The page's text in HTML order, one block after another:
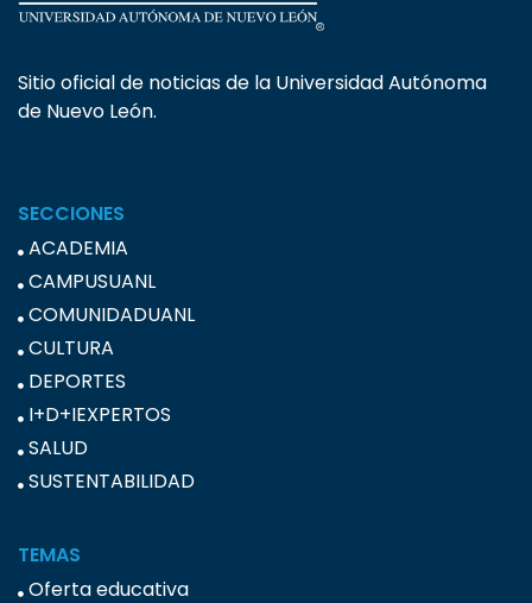
Sitio oficial de noticias de la Universidad Autónoma
de Nuevo León.
SECCIONES
ACADEMIA
CAMPUSUANL
COMUNIDADUANL
CULTURA
DEPORTES
I+D+IEXPERTOS
SALUD
SUSTENTABILIDAD
TEMAS
Oferta educativa